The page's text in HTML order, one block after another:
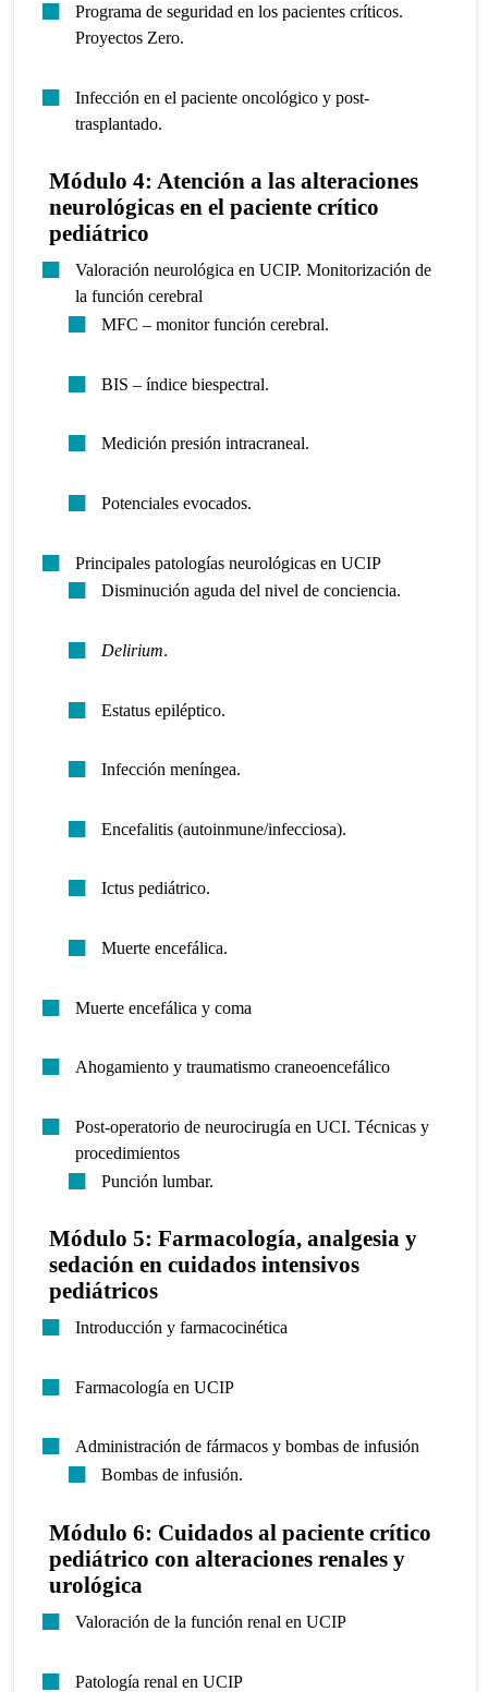
Programa de seguridad en los pacientes críticos.
Proyectos Zero.
Infección en el paciente oncológico y post-
trasplantado.
Módulo 4: Atención a las alteraciones
neurológicas en el paciente crítico
pediátrico
Valoración neurológica en UCIP. Monitorización de
la función cerebral
MFC – monitor función cerebral.
BIS – índice biespectral.
Medición presión intracraneal.
Potenciales evocados.
Principales patologías neurológicas en UCIP
Disminución aguda del nivel de conciencia.
Delirium.
Estatus epiléptico.
Infección meníngea.
Encefalitis (autoinmune/infecciosa).
Ictus pediátrico.
Muerte encefálica.
Muerte encefálica y coma
Ahogamiento y traumatismo craneoencefálico
Post-operatorio de neurocirugía en UCI. Técnicas y
procedimientos
Punción lumbar.
Módulo 5: Farmacología, analgesia y
sedación en cuidados intensivos
pediátricos
Introducción y farmacocinética
Farmacología en UCIP
Administración de fármacos y bombas de infusión
Bombas de infusión.
Módulo 6: Cuidados al paciente crítico
pediátrico con alteraciones renales y
urológica
Valoración de la función renal en UCIP
Patología renal en UCIP